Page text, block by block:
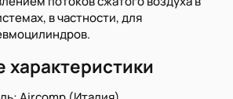
в частности, для
характеристики